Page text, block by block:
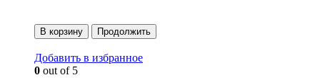
В корзину Продолжить
Добавить в избранное
0 out of 5